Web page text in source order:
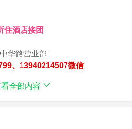
住酒店接团
华路营业部
、13940214507微信
楼）
全部内容